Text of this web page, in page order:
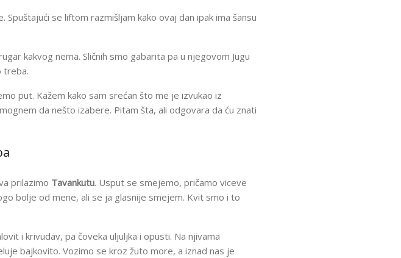
Spuštajući se liftom razmišljam kako ovaj dan ipak ima šansu
kakvog nema. Sličnih smo gabarita pa u njegovom Jugu
treba.
put. Kažem kako sam srećan što me je izvukao iz
da nešto izabere. Pitam šta, ali odgovara da ću znati
prilazimo Tavankutu. Usput se smejemo, pričamo viceve
bolje od mene, ali se ja glasnije smejem. Kvit smo i to
i krivudav, pa čoveka uljuljka i opusti. Na njivama
bajkovito. Vozimo se kroz žuto more, a iznad nas je